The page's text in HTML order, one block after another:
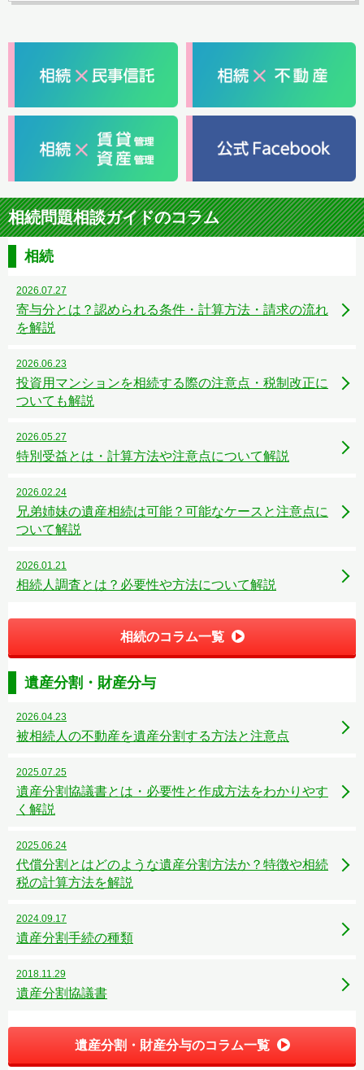
相続問題相談ガイドのコラム
相続
2026.07.27
寄与分とは？認められる条件・計算方法・請求の流れ
を解説
2026.06.23
投資用マンションを相続する際の注意点・税制改正に
ついても解説
2026.05.27
特別受益とは・計算方法や注意点について解説
2026.02.24
兄弟姉妹の遺産相続は可能？可能なケースと注意点に
ついて解説
2026.01.21
相続人調査とは？必要性や方法について解説
相続のコラム一覧
遺産分割・財産分与
2026.04.23
被相続人の不動産を遺産分割する方法と注意点
2025.07.25
遺産分割協議書とは・必要性と作成方法をわかりやす
く解説
2025.06.24
代償分割とはどのような遺産分割方法か？特徴や相続
税の計算方法を解説
2024.09.17
遺産分割手続の種類
2018.11.29
遺産分割協議書
遺産分割・財産分与のコラム一覧